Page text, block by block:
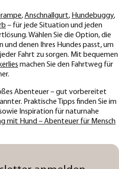
,Anschnallgurt, Hundebuggy,
– für jede Situation und jeden
Wählen Sie die Option, die
und denen Ihres Hundes passt, um
Fahrt zu sorgen. Mit bequemen
machen Sie den Fahrtweg für
Abenteuer – gut vorbereitet
Praktische Tipps finden Sie im
Inspiration für naturnahe
mit Hund – Abenteuer für Mensch